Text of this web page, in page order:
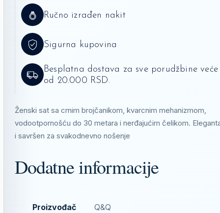
Ručno izrađen nakit
Sigurna kupovina
Besplatna dostava za sve porudžbine veće
od 20.000 RSD.
Ženski sat sa crnim brojčanikom, kvarcnim mehanizmom,
vodootpornošću do 30 metara i nerđajućim čelikom.
i savršen za svakodnevno nošenje
Dodatne informacije
Proizvođač Q&Q